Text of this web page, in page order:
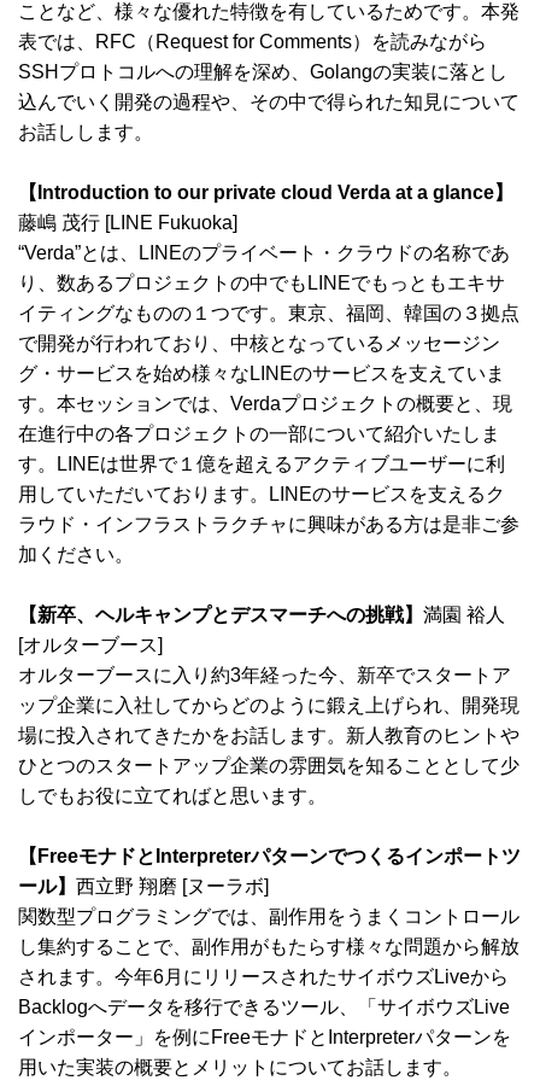
ことなど、様々な優れた特徴を有しているためです。本発
表では、RFC（Request for Comments）を読みながら
SSHプロトコルへの理解を深め、Golangの実装に落とし
込んでいく開発の過程や、その中で得られた知見について
お話しします。
【Introduction to our private cloud Verda at a glance】
藤嶋 茂行 [LINE Fukuoka]
“Verda”とは、LINEのプライベート・クラウドの名称であ
り、数あるプロジェクトの中でもLINEでもっともエキサ
イティングなものの１つです。東京、福岡、韓国の３拠点
で開発が行われており、中核となっているメッセージン
グ・サービスを始め様々なLINEのサービスを支えていま
す。本セッションでは、Verdaプロジェクトの概要と、現
在進行中の各プロジェクトの一部について紹介いたしま
す。LINEは世界で１億を超えるアクティブユーザーに利
用していただいております。LINEのサービスを支えるク
ラウド・インフラストラクチャに興味がある方は是非ご参
加ください。
【新卒、ヘルキャンプとデスマーチへの挑戦】 満園 裕人
[オルターブース]
オルターブースに入り約3年経った今、新卒でスタートア
ップ企業に入社してからどのように鍛え上げられ、開発現
場に投入されてきたかをお話します。新人教育のヒントや
ひとつのスタートアップ企業の雰囲気を知ることとして少
しでもお役に立てればと思います。
【FreeモナドとInterpreterパターンでつくるインポートツ
ール】 西立野 翔磨 [ヌーラボ]
関数型プログラミングでは、副作用をうまくコントロール
し集約することで、副作用がもたらす様々な問題から解放
されます。今年6月にリリースされたサイボウズLiveから
Backlogへデータを移行できるツール、「サイボウズLive
インポーター」を例にFreeモナドとInterpreterパターンを
用いた実装の概要とメリットについてお話します。